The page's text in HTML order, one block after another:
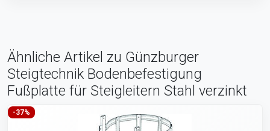
Ähnliche Artikel zu Günzburger
Steigtechnik Bodenbefestigung
Fußplatte für Steigleitern Stahl verzinkt
-37%